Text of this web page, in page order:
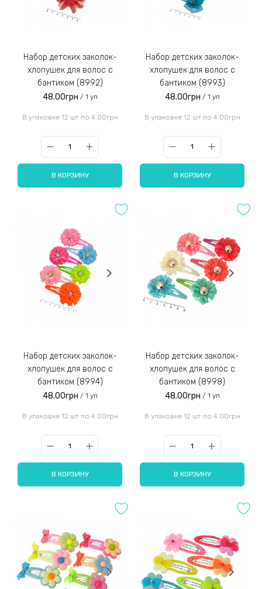
Набор детских заколок-
хлопушек для волос с
бантиком (8992)
48.00грн / 1 уп
В упаковке 12 шт по 4.00грн
В КОРЗИНУ
Набор детских заколок-
хлопушек для волос с
бантиком (8993)
48.00грн / 1 уп
В упаковке 12 шт по 4.00грн
В КОРЗИНУ
Набор детских заколок-
хлопушек для волос с
бантиком (8994)
48.00грн / 1 уп
В упаковке 12 шт по 4.00грн
В КОРЗИНУ
Набор детских заколок-
хлопушек для волос с
бантиком (8998)
48.00грн / 1 уп
В упаковке 12 шт по 4.00грн
В КОРЗИНУ